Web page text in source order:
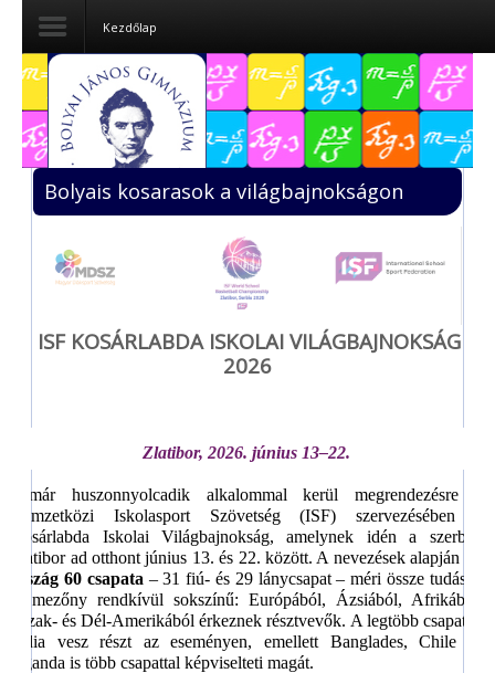
Dokumentumok
Felvételizőknek
Pályázatok
Tehetségpont
Kezdőlap
Bolyais kosarasok a világbajnokságon
ISF KOSÁRLABDA ISKOLAI VILÁGBAJNOKSÁG
2026
Zlatibor, 2026. június 13–22.
Immár huszonnyolcadik alkalommal kerül megrendezésre a
Nemzetközi Iskolasport Szövetség (ISF) szervezésében a
Kosárlabda Iskolai Világbajnokság, amelynek idén a szerbiai
Zlatibor ad otthont június 13. és 22. között. A nevezések alapján
ország 60 csapata – 31 fiú- és 29 lánycsapat – méri össze tudását.
A mezőny rendkívül sokszínű: Európából, Ázsiából, Afrikából,
Észak- és Dél-Amerikából érkeznek résztvevők. A legtöbb csapattal
India vesz részt az eseményen, emellett Banglades, Chile és
Uganda is több csapattal képviselteti magát.